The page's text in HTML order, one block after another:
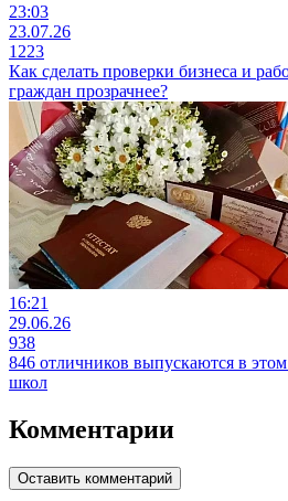
23:03
23.07.26
1223
Как сделать проверки бизнеса и
граждан прозрачнее?
16:21
29.06.26
938
846 отличников выпускаются в
школ
Комментарии
Оставить комментарий